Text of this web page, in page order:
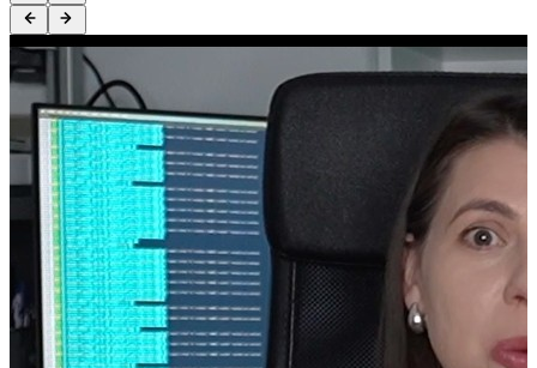
Tabletă Apple iPad Pro 11